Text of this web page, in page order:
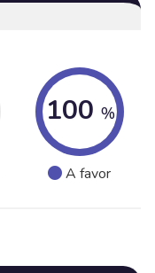
100 %
A favor